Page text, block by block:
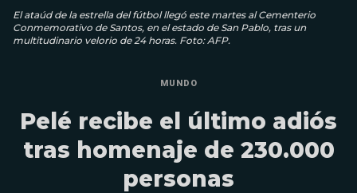
El ataúd de la estrella del fútbol llegó este martes al Cementerio
Conmemorativo de Santos, en el estado de San Pablo, tras un
multitudinario velorio de 24 horas. Foto: AFP.
MUNDO
Pelé recibe el último adiós
tras homenaje de 230.000
personas